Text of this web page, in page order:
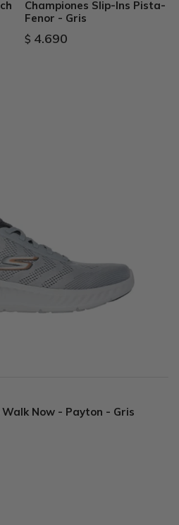
Championes Slip-Ins Pista-
Fenor - Gris
$ 4.690
Walk Now - Payton - Gris